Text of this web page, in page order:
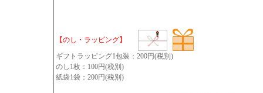
【のし・ラッピング】
ギフトラッピング1包装：200円(税別)
のし1枚：100円(税別)
紙袋1袋：200円(税別)